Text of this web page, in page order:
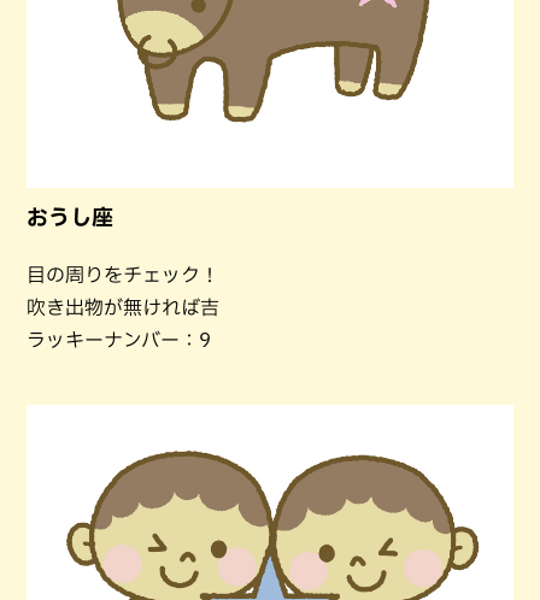
おうし座
目の周りをチェック！
吹き出物が無ければ吉
ラッキーナンバー：9